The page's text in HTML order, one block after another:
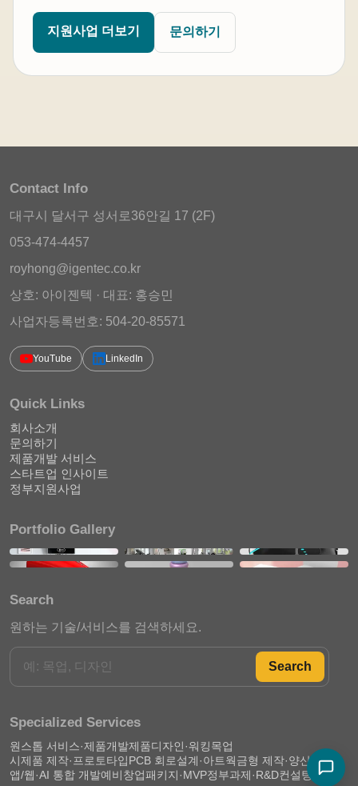
지원사업 더보기 문의하기
Contact Info
대구시 달서구 성서로36안길 17 (2F)
053-474-4457
royhong@igentec.co.kr
상호: 아이젠텍 · 대표: 홍승민
사업자등록번호: 504-20-85571
YouTube LinkedIn
Quick Links
회사소개
문의하기
제품개발 서비스
스타트업 인사이트
정부지원사업
Portfolio Gallery
Search
원하는 기술/서비스를 검색하세요.
Search
Specialized Services
원스톱 서비스·제품개발제품디자인·워킹목업
시제품 제작·프로토타입 PCB 회로설계·아트웍 금형 제작·양산 준비
앱/웹·AI 통합 개발예비창업패키지·MVP정부과제·R&D컨설팅